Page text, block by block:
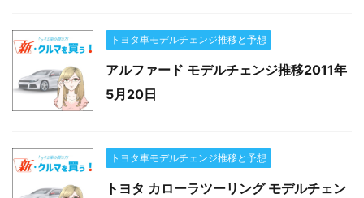
トヨタ車モデルチェンジ推移と予想
アルファード モデルチェンジ推移2011年
5月20日
トヨタ車モデルチェンジ推移と予想
トヨタ カローラツーリング モデルチェン